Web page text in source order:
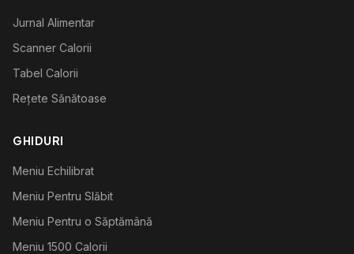
Jurnal Alimentar
Scanner Calorii
Tabel Calorii
Rețete Sănătoase
GHIDURI
Meniu Echilibrat
Meniu Pentru Slăbit
Meniu Pentru o Săptămână
Meniu 1500 Calorii